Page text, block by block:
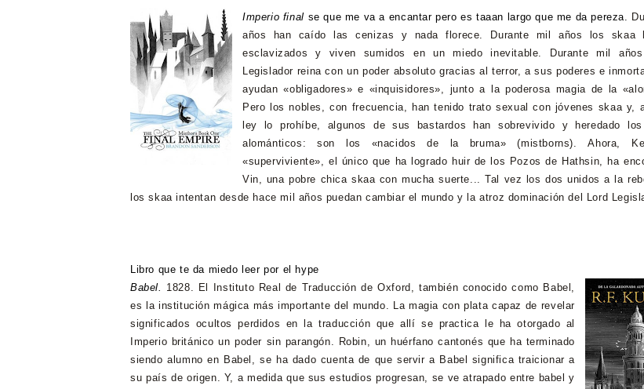
Imperio final se que me va a encantar pero es taaan largo que me da pereza.
años han caído las cenizas y nada florece. Durante mil años los skaa
esclavizados y viven sumidos en un miedo inevitable. Durante mil
Legislador reina con un poder absoluto gracias al terror, a sus poderes e
ayudan «obligadores» e «inquisidores», junto a la poderosa magia de la
Pero los nobles, con frecuencia, han tenido trato sexual con jóvenes skaa y,
ley lo prohíbe, algunos de sus bastardos han sobrevivido y heredado los
alománticos: son los «nacidos de la bruma» (mistborns).Ahora,
«superviviente», el único que ha logrado huir de los Pozos de Hathsin, ha
Vin, una pobre chica skaa con mucha suerte... Tal vez los dos unidos a la
los skaa intentan desde hace mil años puedan cambiar el mundo y la atroz dominación del Lord
Libro que te da miedo leer por el hype
Babel. 1828. El Instituto Real de Traducción de Oxford, también conocido como Babel,
es la institución mágica más importante del mundo. La magia con plata capaz de revelar
significados ocultos perdidos en la traducción que allí se practica le ha otorgado al
Imperio británico un poder sin parangón. Robin, un huérfano cantonés que ha terminado
siendo alumno en Babel, se ha dado cuenta de que servir a Babel significa traicionar a
su país de origen. Y, a medida que sus estudios progresan, se ve atrapado entre babel y